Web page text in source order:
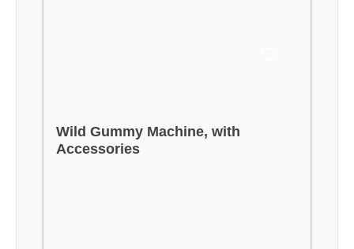
Wild Gummy Machine, with
Accessories